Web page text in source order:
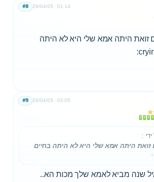
26/04/05 01:14
#8
זואת היתה אמא שלי היא לא היתה
26/04/05 03:05
#9
:
זואת היתה אמא שלי היא לא היתה בחיים
שנה מביא לאמא שלך מכות הא..